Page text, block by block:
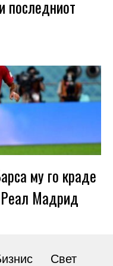
последниот
му го краде
Реал Мадрид
Свет